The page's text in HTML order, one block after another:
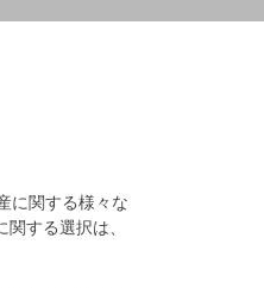
に関する様々な
する選択は、